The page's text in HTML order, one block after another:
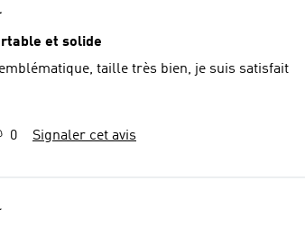
et solide
taille très bien, je suis satisfait
0 Signaler cet avis